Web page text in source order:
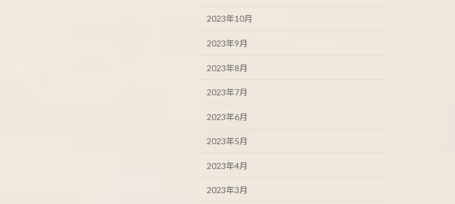
2023年10月
2023年9月
2023年8月
2023年7月
2023年6月
2023年5月
2023年4月
2023年3月